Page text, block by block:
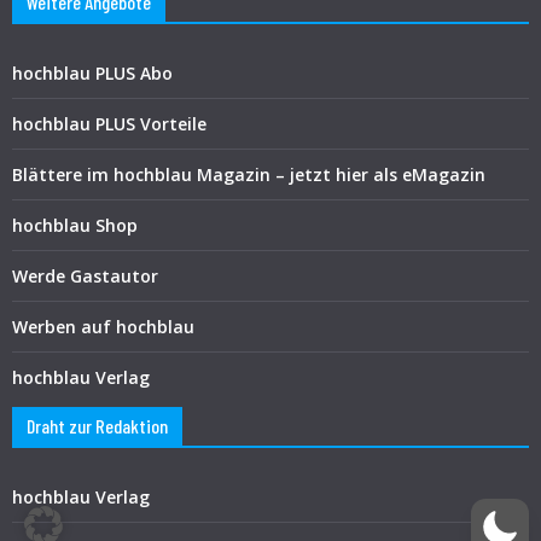
hochblau PLUS Abo
hochblau PLUS Vorteile
Blättere im hochblau Magazin – jetzt hier als eMagazin
hochblau Shop
Werde Gastautor
Werben auf hochblau
hochblau Verlag
Draht zur Redaktion
hochblau Verlag